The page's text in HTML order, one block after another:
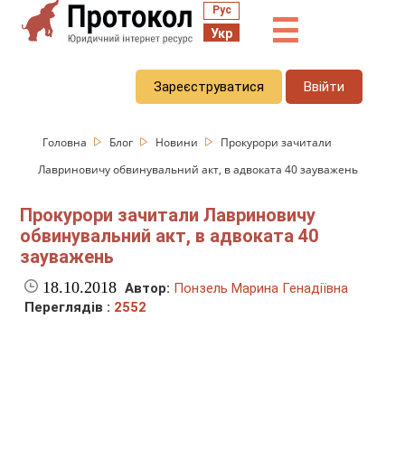
Рус
Укр ☰
Зареєструватися Ввійти
Головна Блог Новини
Прокурори зачитали
Лавриновичу обвинувальний акт, в адвоката 40 зауважень
Прокурори зачитали Лавриновичу
обвинувальний акт, в адвоката 40
зауважень
18.10.2018 Автор: Понзель Марина Генадіївна
Переглядів : 2552